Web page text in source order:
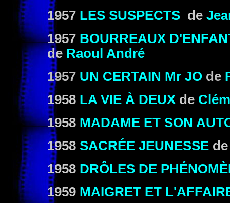
1957 LES SUSPECTS de
1957 BOURREAUX
de Raoul André
1957 UN CERTAIN Mr JO de
1958 LA VIE À DEUX de
1958 MADAME ET SON
1958 SACRÉE JEUNESSE
1958 DRÔLES DE
1959 MAIGRET ET